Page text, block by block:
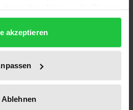
akzeptieren
Ablehnen
und des politischen
aus
und sozialwissenschaftlicher
die Entwicklung des
Verbot des Kopftuchs